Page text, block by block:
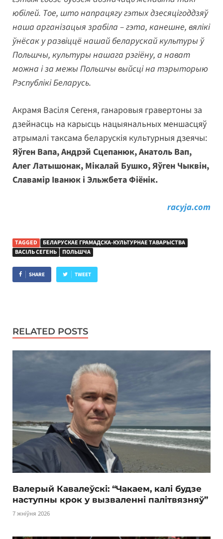
юбілей. Тое, што напрацягу гэтых дзесяцігоддзяў
наша арганізацыя зрабіла – гэта, канешне, вялікі
ўнёсак у развіццё нашай беларускай культуры ў
Польшчы, культуры нашага рэгіёну, а нават
можна і за межы Польшчы выйсці на тэрыторыю
Рэспублікі Беларусь.
Акрамя Васіля Сегеня, ганаровыя гравертоны за
дзейнасць на карысць нацыянальных меншасцяў
атрымалі таксама беларускія культурныя дзеячы:
Яўген Вапа, Андрэй Сцепанюк, Анатоль Вап,
Алег Латышонак, Мікалай Бушко, Яўген Чыквін,
Славамір Іванюк і Эльжбета Фіёнік.
racyja.com
TAGGED
БЕЛАРУСКАЕ ГРАМАДСКА-КУЛЬТУРНАЕ ТАВАРЫСТВА
ВАСІЛЬ СЕГЕНЬ
ПОЛЬШЧА
SHARE TWEET
RELATED POSTS
Валерый Кавалеўскі: “Чакаем, калі будзе
наступны крок у вызваленні палітвязняў”
7 жніўня 2026